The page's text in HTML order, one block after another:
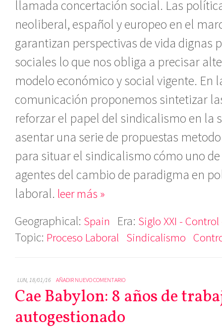
llamada concertación social. Las
neoliberal, español y europeo en el
garantizan perspectivas de vida dignas
sociales lo que nos obliga a precisar
modelo económico y social vigente. En
comunicación proponemos sintetizar
reforzar el papel del sindicalismo en la
asentar una serie de propuestas
para situar el sindicalismo cómo uno
agentes del cambio de paradigma en
laboral. leer más »
Geographical: Spain Era: Siglo XXI -
Topic: Proceso Laboral Sindicalismo
LUN, 18/01/16 AÑADIR NUEVO COMENTARIO
Cae Babylon: 8 años de
autogestionado